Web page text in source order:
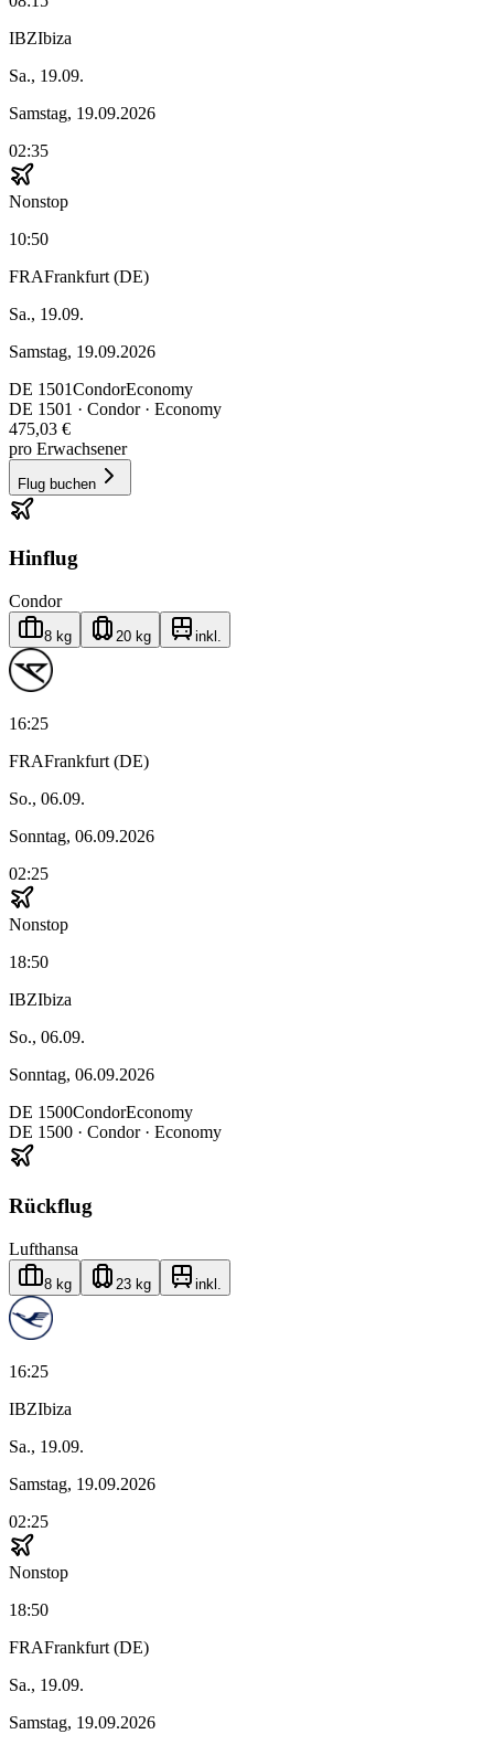
IBZIbiza
Sa., 19.09.
Samstag, 19.09.2026
02:35
Nonstop
10:50
FRAFrankfurt (DE)
Sa., 19.09.
Samstag, 19.09.2026
DE 1501CondorEconomy
DE 1501 · Condor· Economy
475,03 €
pro Erwachsener
Flug buchen
Hinflug
Condor
8 kg 20 kg inkl.
16:25
FRAFrankfurt (DE)
So., 06.09.
Sonntag, 06.09.2026
02:25
Nonstop
18:50
IBZIbiza
So., 06.09.
Sonntag, 06.09.2026
DE 1500CondorEconomy
DE 1500 · Condor· Economy
Rückflug
Lufthansa
8 kg 23 kg inkl.
16:25
IBZIbiza
Sa., 19.09.
Samstag, 19.09.2026
02:25
Nonstop
18:50
FRAFrankfurt (DE)
Sa., 19.09.
Samstag, 19.09.2026